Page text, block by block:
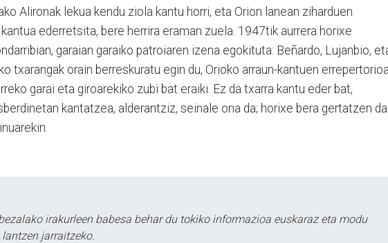
Alironak lekua kendu ziola kantu horri, eta Orion lanean ziharduen
ederretsita, bere herrira eraman zuela. 1947tik aurrera horixe
garaian garaiko patroiaren izena egokituta: Beñardo, Lujanbio,
txarangak orain berreskuratu egin du, Orioko arraun-kantuen
garai eta giroarekiko zubi bat eraiki. Ez da txarra kantu eder bat,
kantatzea, alderantziz, seinale ona da; horixe bera gertatzen da
irakurleen babesa behar du tokiko informazioa euskaraz eta modu
jarraitzeko.